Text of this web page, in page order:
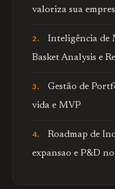
valoriza sua
Inteligência de
Basket Analysis e
Gestão de
vida e MVP
Roadmap de
expansao e P&D